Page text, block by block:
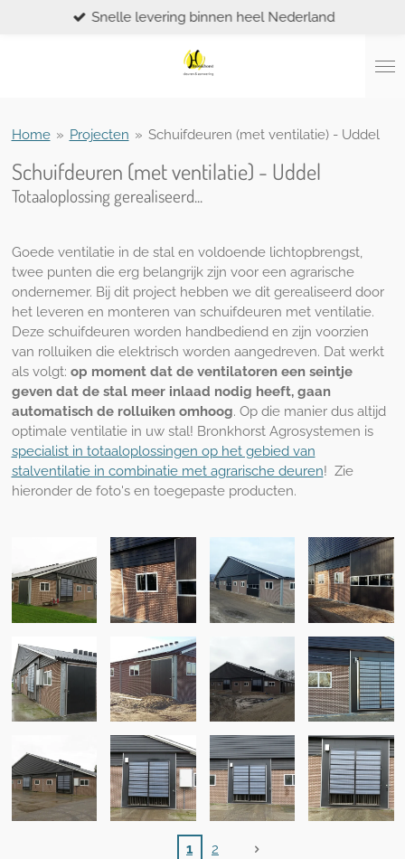
Snelle levering binnen heel Nederland
Home » Projecten » Schuifdeuren (met ventilatie) - Uddel
Schuifdeuren (met ventilatie) - Uddel
Totaaloplossing gerealiseerd...
Goede ventilatie in de stal en voldoende lichtopbrengst,
twee punten die erg belangrijk zijn voor een agrarische
ondernemer. Bij dit project hebben we dit gerealiseerd door
het leveren en monteren van schuifdeuren met ventilatie.
Deze schuifdeuren worden handbediend en zijn voorzien
van rolluiken die elektrisch worden aangedreven. Dat werkt
als volgt: op moment dat de ventilatoren een seintje
geven dat de stal meer inlaad nodig heeft, gaan
automatisch de rolluiken omhoog. Op die manier dus altijd
optimale ventilatie in uw stal! Bronkhorst Agrosystemen is
specialist in totaaloplossingen op het gebied van
stalventilatie in combinatie met agrarische deuren! Zie
hieronder de foto's en toegepaste producten.
1 2